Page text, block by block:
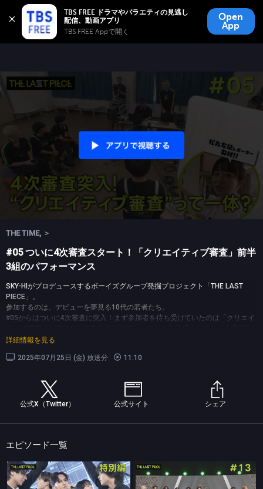
TBS FREE ドラマやバラエティの見逃し
TBS FREE Appで開く
Open
App
TBS FREE
無料見逃し配信
THE TIME, ＞
#05 ついに4次審査スタート！「クリエイティブ審査」前半
3組のパフォーマンス
SKY-HIがプロデュースするボーイズグループ発掘プロジェクト「THE LAST
PIECE」。
参加するのは、デビューを夢見る10代の若者たち。
#05からはついに4次審査に突入！まず参加者を待ち受けていたのは「クリエイ
オーディションを、THE TIME,レポーターの松丸友紀が取材！一体どんなパフォ
(C)TBS
詳細情報を見る
2025年07月25日 (金) 放送分 11:10
公式X（Twitter） 公式サイト シェア
エピソード一覧